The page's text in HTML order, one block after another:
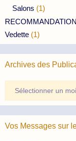
Salons (1)
Vedette (1)
Archives des
des
Publications
Vos Messages sur